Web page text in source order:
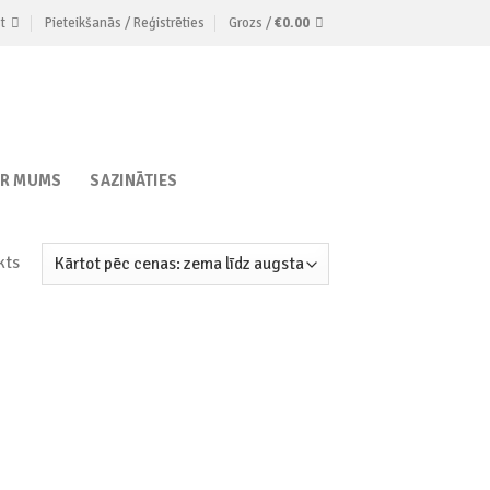
Pieteikšanās / Reģistrēties Grozs /€0.00
MUMS SAZINĀTIES